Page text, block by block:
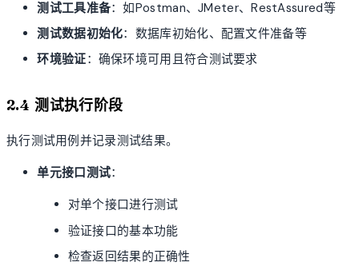
测试工具准备：如Postman、JMeter、RestAssured等
测试数据初始化：数据库初始化、配置文件准备等
环境验证：确保环境可用且符合测试要求
2.4 测试执行阶段
执行测试用例并记录测试结果。
单元接口测试：
对单个接口进行测试
验证接口的基本功能
检查返回结果的正确性